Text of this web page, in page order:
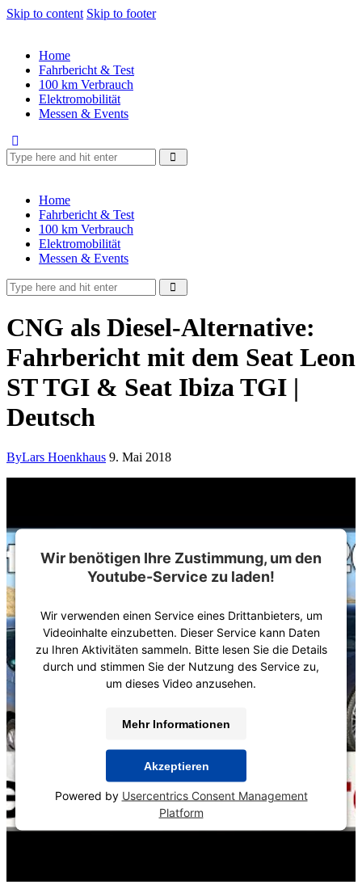
Skip to content Skip to footer
Home
Fahrbericht & Test
100 km Verbrauch
Elektromobilität
Messen & Events
Home
Fahrbericht & Test
100 km Verbrauch
Elektromobilität
Messen & Events
CNG als Diesel-Alternative:
Fahrbericht mit dem Seat Leon
ST TGI & Seat Ibiza TGI |
Deutsch
ByLars Hoenkhaus 9. Mai 2018
Wir benötigen Ihre Zustimmung, um den
Youtube-Service zu laden!
Wir verwenden einen Service eines Drittanbieters, um
Videoinhalte einzubetten. Dieser Service kann Daten
zu Ihren Aktivitäten sammeln. Bitte lesen Sie die Details
durch und stimmen Sie der Nutzung des Service zu,
um dieses Video anzusehen.
Mehr Informationen
Akzeptieren
Powered by Usercentrics Consent Management
Platform